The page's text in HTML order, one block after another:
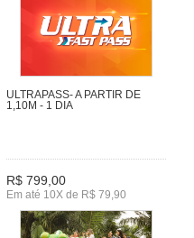
ULTRAPASS- A PARTIR DE
1,10M - 1 DIA
R$ 799,00
Em até 10X de R$ 79,90